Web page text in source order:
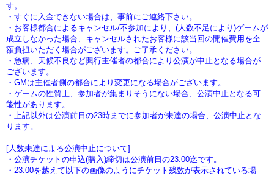
す。
・すぐに入金できない場合は、事前にご連絡下さい。
・お客様都合によるキャンセル/不参加により、(人数不足により)ゲームが
成立しなかった場合、キャンセルされたお客様に該当回の開催費用を全
額負担いただく場合がございます。ご了承ください。
・急病、天候不良など興行主催者の都合により公演が中止となる場合が
ございます。
・GMは主催者側の都合により変更になる場合がございます。
・ゲームの性質上、 参加者が集まりそうにない場合、公演中止となる可
能性があります。
・上記以外は公演前日の23時までに参加者が未達の場合、公演中止とな
ります。
[人数未達による公演中止について]
・公演チケットの申込(購入)締切は公演前日の23:00迄です。
・23:00を越えて以下の画像のようにチケット残数が表示されている場